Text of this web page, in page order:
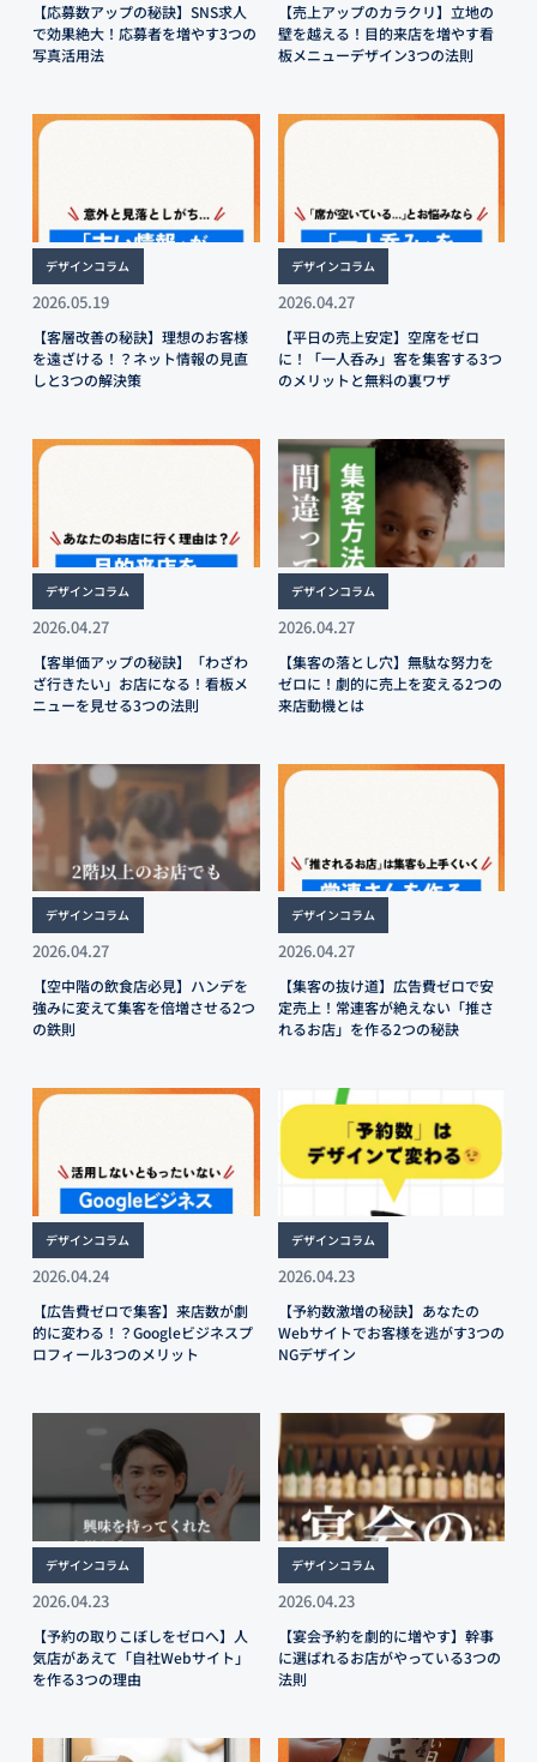
【応募数アップの秘訣】SNS求人
で効果絶大！応募者を増やす3つの
写真活用法
【売上アップのカラクリ】立地の
壁を越える！目的来店を増やす看
板メニューデザイン3つの法則
デザインコラム
2026.05.19
【客層改善の秘訣】理想のお客様
を遠ざける！？ネット情報の見直
しと3つの解決策
デザインコラム
2026.04.27
【平日の売上安定】空席をゼロ
に！「一人呑み」客を集客する3つ
のメリットと無料の裏ワザ
デザインコラム
2026.04.27
【客単価アップの秘訣】「わざわ
ざ行きたい」お店になる！看板メ
ニューを見せる3つの法則
デザインコラム
2026.04.27
【集客の落とし穴】無駄な努力を
ゼロに！劇的に売上を変える2つの
来店動機とは
デザインコラム
2026.04.27
【空中階の飲食店必見】ハンデを
強みに変えて集客を倍増させる2つ
の鉄則
デザインコラム
2026.04.27
【集客の抜け道】広告費ゼロで安
定売上！常連客が絶えない「推さ
れるお店」を作る2つの秘訣
デザインコラム
2026.04.24
【広告費ゼロで集客】来店数が劇
的に変わる！？Googleビジネスプ
ロフィール3つのメリット
デザインコラム
2026.04.23
【予約数激増の秘訣】あなたの
Webサイトでお客様を逃がす3つの
NGデザイン
デザインコラム
2026.04.23
【予約の取りこぼしをゼロへ】人
気店があえて「自社Webサイト」
を作る3つの理由
デザインコラム
2026.04.23
【宴会予約を劇的に増やす】幹事
に選ばれるお店がやっている3つの
法則